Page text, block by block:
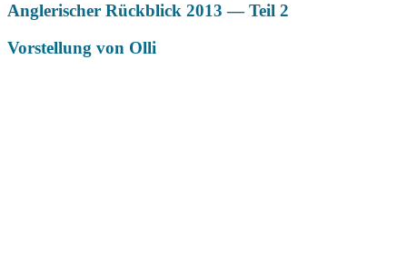
Anglerischer Rückblick 2013 — Teil 2
Vorstellung von Olli